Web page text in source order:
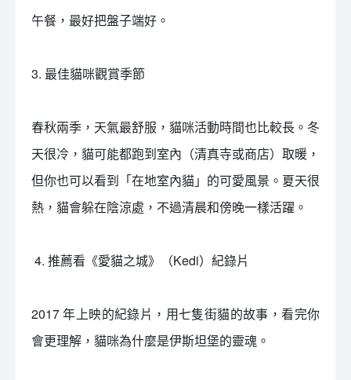
午餐，最好把盤子端好。
3. 最佳貓咪觀賞季節
春秋兩季，天氣最舒服，貓咪活動時間也比較長。冬
天很冷，貓可能都跑到室內（清真寺或商店）取暖，
但你也可以看到「在地室內貓」的可愛風景。夏天很
熱，貓會躲在陰涼處，不過清晨和傍晚一樣活躍。
󠀠 4. 推薦看《愛貓之城》（Kedi）紀錄片
2017 年上映的紀錄片，用七隻街貓的故事，看完你
會更理解，貓咪為什麼是伊斯坦堡的靈魂。